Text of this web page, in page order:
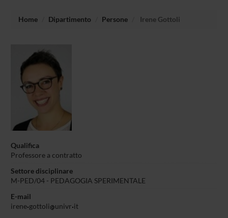
Home Dipartimento Persone Irene Gottoli
Qualifica
Professore a contratto
Settore disciplinare
M-PED/04 - PEDAGOGIA SPERIMENTALE
E-mail
irene gottoli univr it